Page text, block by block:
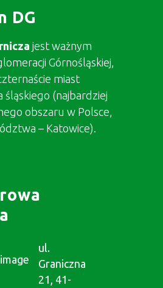
DG
jest ważnym
Górnośląskiej,
miast
(najbardziej
obszaru w Polsce,
– Katowice).
ul.
Graniczna
21, 41-